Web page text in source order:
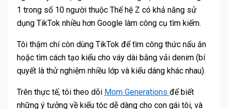
1 trong số 10 người thuộc Thế hệ Z có khả năng sử
dụng TikTok nhiều hơn Google làm công cụ tìm kiếm.
Tôi thậm chí còn dùng TikTok để tìm công thức nấu ăn
hoặc tìm cách tạo kiểu cho váy dài bằng vải denim (bí
quyết là thử nghiệm nhiều lớp và kiểu dáng khác nhau).
Trên thực tế, tôi theo dõi Mom Generations để biết
những ý tưởng về kiểu tóc dễ dàng cho con gái tôi, và